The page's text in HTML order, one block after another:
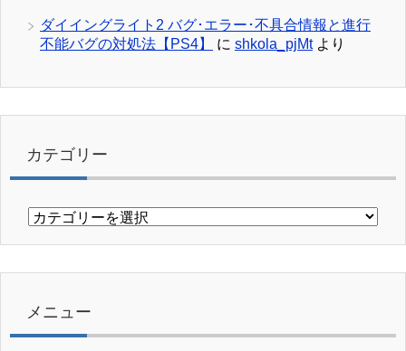
ダイイングライト2 バグ･エラー･不具合情報と進行
不能バグの対処法【PS4】
に shkola_pjMtより
カテゴリー
カ
リ
メニュー